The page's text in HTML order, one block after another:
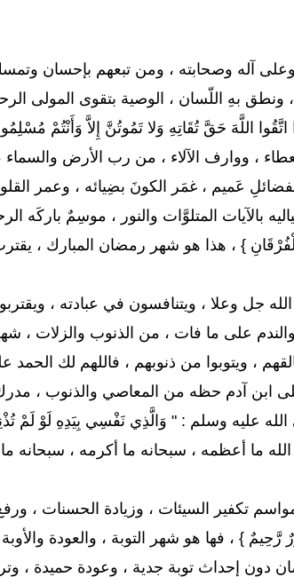
آله وصحابته ، ومن تبعهم بإحسان وتمسك
بهِ اللّسان ، الوصية بتقوى المولى
اتَّقُوا اللَّهَ حَقَّ تُقَاتِهِ وَلا تَمُوتُنَّ إِلاَّ وَأَنْتُمْ
، ووارف الآلاء ، من رب الأرض
عَميم ، غمَر الكونَ بضِيائه ، وعمر
بالآيات المتلوَّات والنور ، موسِمٌ
} ، هذا هو شهر رمضان المبارك ،
جل وعلا ، ويتنافسون في عبادته ،
والندم على ما فات ، من الذنوب والزلات
، ويتوبوا من ذنوبهم ، فاللهم لك
ابن آدم حظه من المعاصي والذنوب ،
عليه وسلم : " وَالَّذِي نَفْسِي بِيَدِهِ لَوْ لَمْ
ما أعظمه ، سبحانه ما أكرمه ، سبحانه ما
تكفير السيئات ، وزيادة الحسنات ،
رَّحِيمٌ } ، فها هو شهر التوبة ، والعودة
دون إحداث توبة جدية ، وعودة حميدة ،